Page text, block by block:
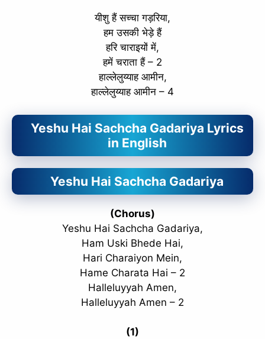
यीशु हैं सच्चा गड़रिया,
हम उसकी भेड़े हैं
हरि चाराइयों में,
हमें चराता हैं – 2
हाल्लेलुय्याह आमीन,
हाल्लेलुय्याह आमीन – 4
Yeshu Hai Sachcha Gadariya Lyrics
in English
Yeshu Hai Sachcha Gadariya
(Chorus)
Yeshu Hai Sachcha Gadariya,
Ham Uski Bhede Hai,
Hari Charaiyon Mein,
Hame Charata Hai – 2
Halleluyyah Amen,
Halleluyyah Amen – 2
(1)